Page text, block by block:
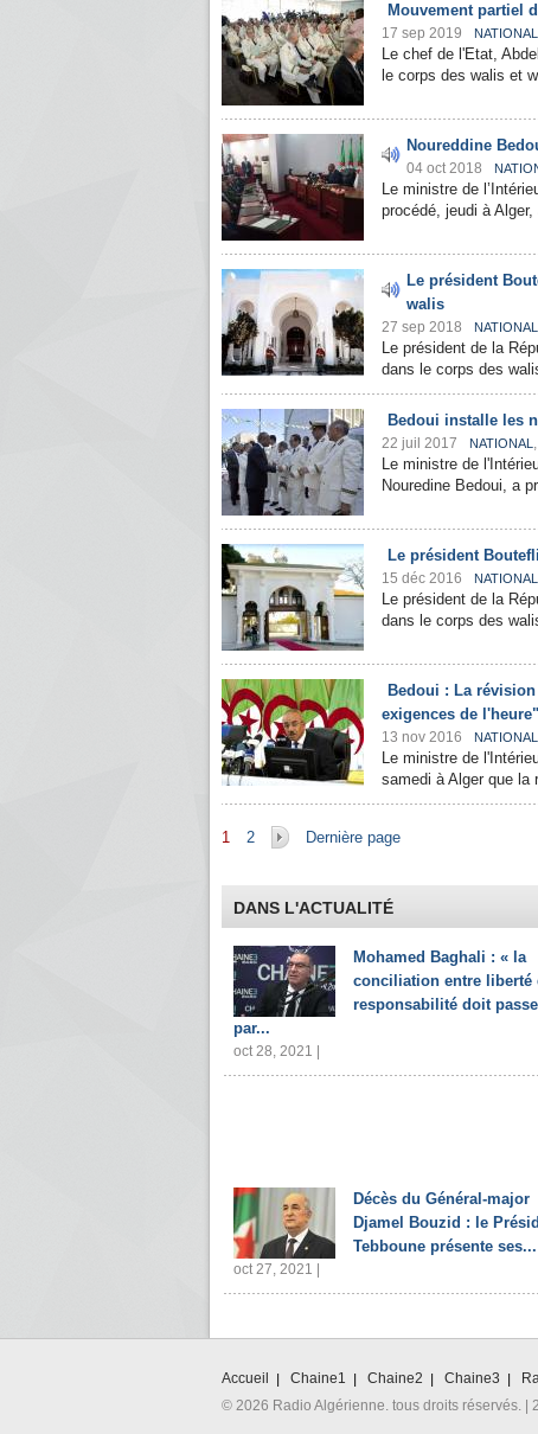
Mouvement partiel
17 sep 2019 NATIONAL
Le chef de l'Etat,
le corps des walis et
Noureddine
04 oct 2018
Le ministre de
procédé, jeudi à
Le président
walis
27 sep 2018 NATIONAL
Le président de la
dans le corps des
Bedoui installe les
22 juil 2017 NATIONAL ,
Le ministre de
Nouredine Bedoui, a
Le président
15 déc 2016 NATIONAL
Le président de la
dans le corps des
Bedoui : La
exigences de l'heure"
13 nov 2016 NATIONAL
Le ministre de
samedi à Alger que la
Pages
1 2 Dernière page
DANS L'ACTUALITÉ
Mohamed Baghali : « la
conciliation entre liberté
responsabilité doit
par...
oct 28, 2021 |
Décès du Général-major
Djamel Bouzid : le
Tebboune présente ses...
oct 27, 2021 |
Accueil Chaine1 Chaine2 Chaine3
© 2026 Radio Algérienne. tous droits réservés. |